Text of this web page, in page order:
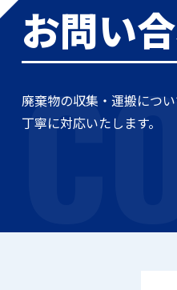
お問い
廃棄物の収集・運搬につ
丁寧に対応いたします。